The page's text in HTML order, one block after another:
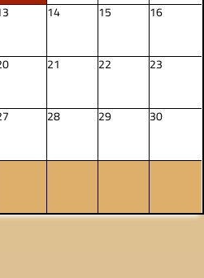
14 15 16
21 22 23
28 29 30